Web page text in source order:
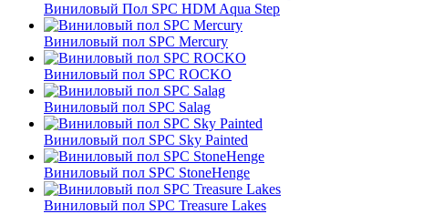
Виниловый Пол SPC HDM Aqua Step
Виниловый пол SPC Mercury
Виниловый пол SPC ROCKO
Виниловый пол SPC Salag
Виниловый пол SPC Sky Painted
Виниловый пол SPC StoneHenge
Виниловый пол SPC Treasure Lakes